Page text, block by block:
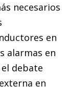
necesarios
en
alarmas en
debate
en